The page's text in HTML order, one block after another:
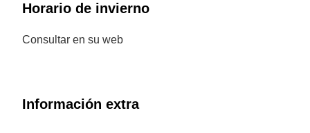
Horario de invierno
Consultar en su web
Información extra